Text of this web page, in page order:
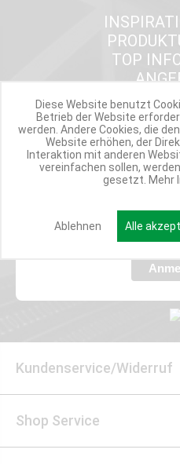
TOP
Werde Teil der
Verpasse nie wieder exklusive
Kundenservice/Widerruf
Shop Service
Diese Website benutzt
Betrieb der Website
werden. Andere Cookies, die
Website erhöhen, der
Interaktion mit anderen
vereinfachen sollen,
gesetzt. Mehr
Ablehnen Alle